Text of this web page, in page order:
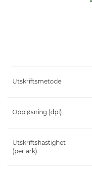
Utskriftsmetode
Oppløsning (dpi)
Utskriftshastighet
(per ark)